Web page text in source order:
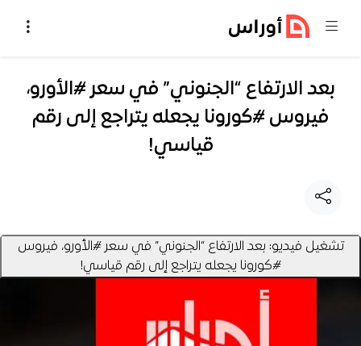
بعد الارتفاع “الجنوني” في سعر #الأورو،
فيروس #كورونا يجعله يتراجع إلى رقم
قياسي!
تشغيل فيديو: بعد الارتفاع “الجنوني” في سعر #الأورو، فيروس
#كورونا يجعله يتراجع إلى رقم قياسي!